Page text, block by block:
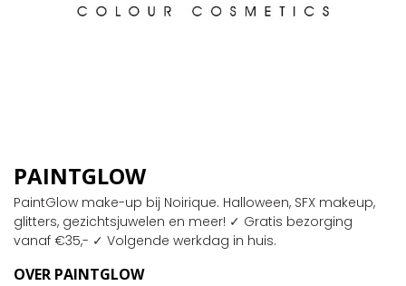
PAINTGLOW
PaintGlow make-up bij Noirique. Halloween, SFX makeup,
glitters, gezichtsjuwelen en meer! ✓ Gratis bezorging
vanaf €35,- ✓ Volgende werkdag in huis.
OVER PAINTGLOW